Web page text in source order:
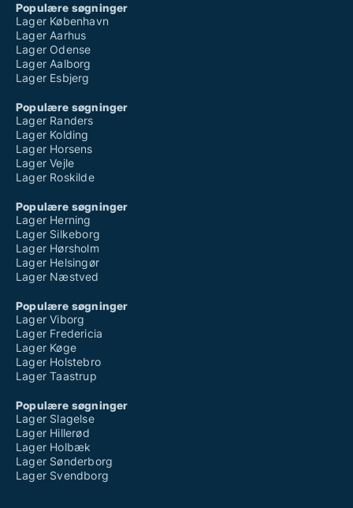
Populære søgninger
Lager København
Lager Aarhus
Lager Odense
Lager Aalborg
Lager Esbjerg
Populære søgninger
Lager Randers
Lager Kolding
Lager Horsens
Lager Vejle
Lager Roskilde
Populære søgninger
Lager Herning
Lager Silkeborg
Lager Hørsholm
Lager Helsingør
Lager Næstved
Populære søgninger
Lager Viborg
Lager Fredericia
Lager Køge
Lager Holstebro
Lager Taastrup
Populære søgninger
Lager Slagelse
Lager Hillerød
Lager Holbæk
Lager Sønderborg
Lager Svendborg